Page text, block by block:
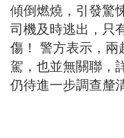
傾倒燃燒，引發驚
司機及時逃出，只
傷！
警方表示，兩
駕，也並無關聯，
仍待進一步調查釐